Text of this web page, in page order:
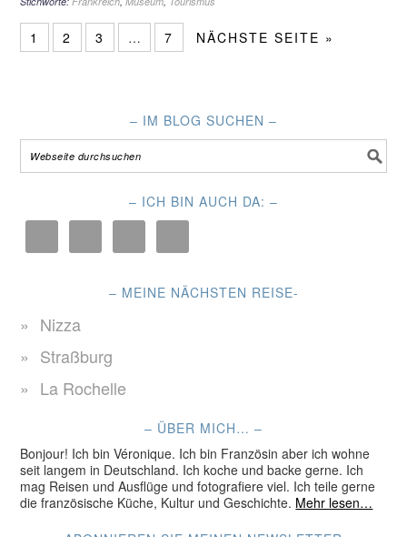
1 2 3 … 7 NÄCHSTE SEITE »
– IM BLOG SUCHEN –
– ICH BIN AUCH DA: –
– MEINE NÄCHSTEN REISE-
Nizza
Straßburg
La Rochelle
– ÜBER MICH… –
Bonjour! Ich bin Véronique. Ich bin Französin aber ich wohne
seit langem in Deutschland. Ich koche und backe gerne. Ich
mag Reisen und Ausflüge und fotografiere viel. Ich teile gerne
die französische Küche, Kultur und Geschichte. Mehr lesen…